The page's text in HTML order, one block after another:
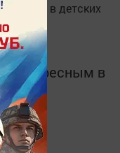
дело в детских
интересным в
в